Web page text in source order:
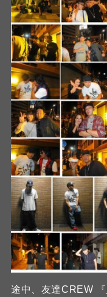
途中、友達CREW 『